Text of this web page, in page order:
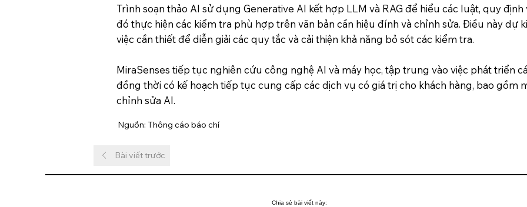
Trình soạn thảo AI sử dụng Generative AI kết hợp LLM và RAG để hiểu các luật, quy
đó thực hiện các kiểm tra phù hợp trên văn bản cần hiệu đính và chỉnh sửa. Điều này dự
việc cần thiết để diễn giải các quy tắc và cải thiện khả năng bỏ sót các kiểm tra.
MiraSenses tiếp tục nghiên cứu công nghệ AI và máy học, tập trung vào việc phát triển
đồng thời có kế hoạch tiếp tục cung cấp các dịch vụ có giá trị cho khách hàng, bao gồm
chỉnh sửa AI.
Nguồn: Thông cáo báo chí
Bài viết trước
Chia sẻ bài viết này: